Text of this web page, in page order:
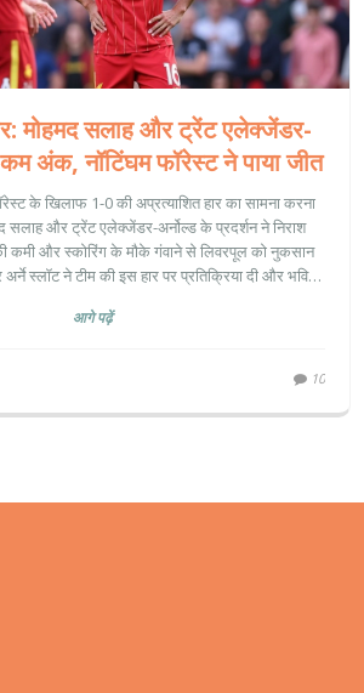
मोहमद सलाह और ट्रेंट एलेक्जेंडर-
कम अंक, नॉटिंघम फॉरेस्ट ने पाया जीत
के खिलाफ 1-0 की अप्रत्याशित हार का सामना करना
सलाह और ट्रेंट एलेक्जेंडर-अर्नोल्ड के प्रदर्शन ने निराश
कमी और स्कोरिंग के मौके गंवाने से लिवरपूल को नुकसान
स्लॉट ने टीम की इस हार पर प्रतिक्रिया दी और भविष्य
आगे पढ़ें
10